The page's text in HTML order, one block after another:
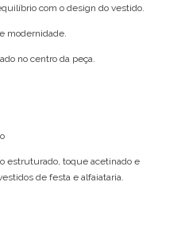
com o design do vestido.
modernidade.
no centro da peça.
estruturado, toque acetinado e
de festa e alfaiataria.